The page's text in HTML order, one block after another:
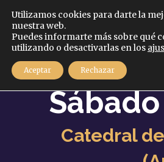
Catedral
Utilizamos cookies para darte la
nuestra web.
Puedes informarte más sobre qué
utilizando o desactivarlas en los
Aceptar Rechazar